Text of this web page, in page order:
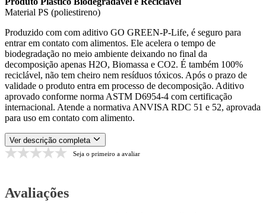
Material PS (poliestireno)
Produzido com com aditivo GO GREEN-P-Life, é seguro para
entrar em contato com alimentos. Ele acelera o tempo de
biodegradação no meio ambiente deixando no final da
decomposição apenas H2O, Biomassa e CO2. É também 100%
reciclável, não tem cheiro nem resíduos tóxicos. Após o prazo de
validade o produto entra em processo de decomposição. Aditivo
aprovado conforme norma ASTM D6954-4 com certificação
internacional. Atende a normativa ANVISA RDC 51 e 52, aprovada
para uso em contato com alimento.
Ver descrição completa
Seja o primeiro a avaliar
Avaliações